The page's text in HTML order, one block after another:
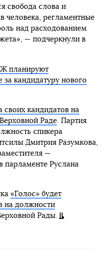
свобода слова и
человека, регламентные
над расходованием
— подчеркнули в
планируют
за кандидатуру нового
своих кандидатов на
Раде. Партия
спикера
Дмитрия Разумкова,
—
парламенте Руслана
«Голос» будет
на должности
Рады.